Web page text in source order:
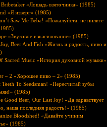
«Лошадь взяточника» (1985)
«Я изверг» (1985)
Saw Me Beba! «Пожалуйста, не пилите
«Звуковое изнасилование» (1985)
Beer And Fish «Жизнь и радость, пиво и
Sacred Music «История духовной музыки»
– 2 «Хорошее пиво – 2» (1985)
Teeth To Seedsman! «Пересчитай зубы
(1985)
Good Beer, Our Last Joy! «Да здравствует
наша последняя радость!» (1985)
Bloodshed! «Давайте учиним
(1985)